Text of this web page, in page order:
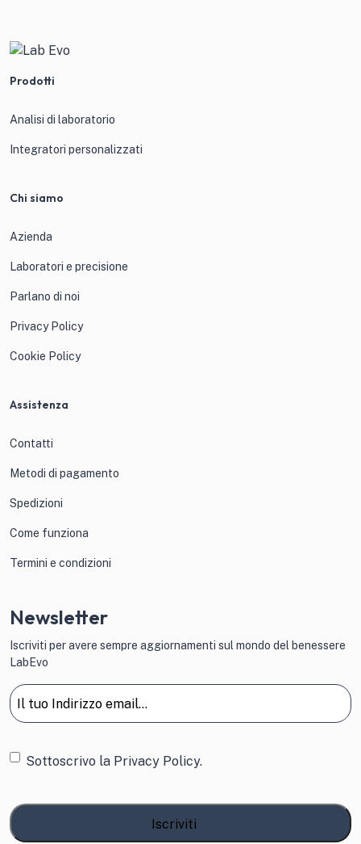
Prodotti
Analisi di laboratorio
Integratori personalizzati
Chi siamo
Azienda
Laboratori e precisione
Parlano di noi
Privacy Policy
Cookie Policy
Assistenza
Contatti
Metodi di pagamento
Spedizioni
Come funziona
Termini e condizioni
Newsletter
Iscriviti per avere sempre aggiornamenti sul mondo del benessere
LabEvo
Email
Consenso
Sottoscrivo la Privacy Policy.